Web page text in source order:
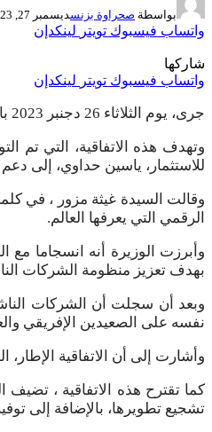
بواسطة صحراوة بزنسديسمبر 27, 2023
واتساب فيسبوك تويتر لينكدإن
شاركها
واتساب فيسبوك تويتر لينكدإن
جرى، يوم الثلاثاء 26 دجنبر 2023 بالرباط، التوقيع على اتفاقية- إطار تتعلق بتنظيم وتنفيذ عرض الدعم والتمويل الخاص بالشركات الناشئة.
وتهدف هذه الاتفاقية، التي تم
للاستثمار، ياسين حداوي، إلى
وقالت السيدة غيثة مزور ، في
الرقمي التي يعرفها العالم.
وأبرزت الوزيرة أنه انسجاما
بهدف تعزيز منظومة الشركات
وبعد أن سجلت أن الشركات
نفسه على الصعيدين الإفريقي
وأشارت إلى أن الاتفاقية
كما تقترح هذه الاتفاقية ،
تشجيع تطويرها، بالإضافة إلى